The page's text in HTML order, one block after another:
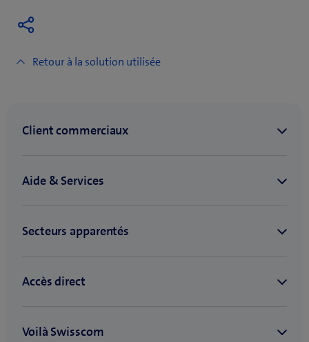
Retour à la solution utilisée